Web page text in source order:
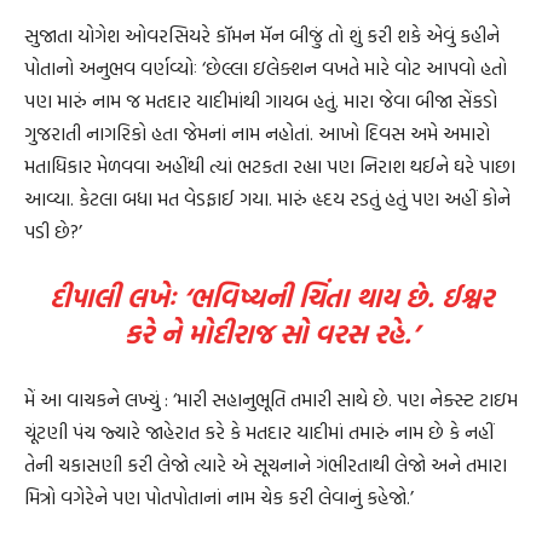
સુજાતા યોગેશ ઓવરસિયરે કૉમન મૅન બીજું તો શું કરી શકે એવું કહીને
પોતાનો અનુભવ વર્ણવ્યોઃ ‘છેલ્લા ઇલેક્શન વખતે મારે વોટ આપવો હતો
પણ મારું નામ જ મતદાર યાદીમાંથી ગાયબ હતું. મારા જેવા બીજા સેંકડો
ગુજરાતી નાગરિકો હતા જેમનાં નામ નહોતાં. આખો દિવસ અમે અમારો
મતાધિકાર મેળવવા અહીંથી ત્યાં ભટકતા રહ્યા પણ નિરાશ થઈને ઘરે પાછા
આવ્યા. કેટલા બધા મત વેડફાઈ ગયા. મારું હૃદય રડતું હતું પણ અહીં કોને
પડી છે?’
દીપાલી લખેઃ ‘ભવિષ્યની ચિંતા થાય છે. ઈશ્વર
કરે ને મોદીરાજ સો વરસ રહે.’
મેં આ વાચકને લખ્યું : ‘મારી સહાનુભૂતિ તમારી સાથે છે. પણ નેક્સ્ટ ટાઇમ
ચૂંટણી પંચ જ્યારે જાહેરાત કરે કે મતદાર યાદીમાં તમારું નામ છે કે નહીં
તેની ચકાસણી કરી લેજો ત્યારે એ સૂચનાને ગંભીરતાથી લેજો અને તમારા
મિત્રો વગેરેને પણ પોતપોતાનાં નામ ચેક કરી લેવાનું કહેજો.’